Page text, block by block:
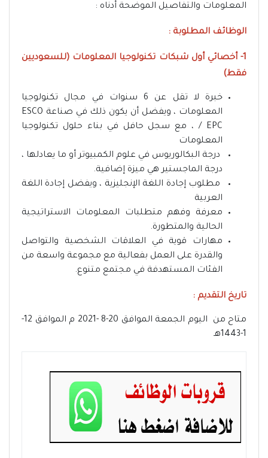
المعلومات والتفاصيل الموضحة أدناه :
الوظائف المطلوبة :
1- أخصائي أول شبكات تكنولوجيا المعلومات (للسعوديين
فقط)
خبرة لا تقل عن 6 سنوات في مجال تكنولوجيا
المعلومات ، ويفضل أن يكون ذلك في صناعة ESCO
/ EPC ، مع سجل حافل في بناء حلول تكنولوجيا
المعلومات
درجة البكالوريوس في علوم الكمبيوتر أو ما يعادلها ،
درجة الماجستير هي ميزة إضافية.
مطلوب إجادة اللغة الإنجليزية ، ويفضل إجادة اللغة
العربية
معرفة وفهم متطلبات المعلومات الاستراتيجية
الحالية والمتطورة.
مهارات قوية في العلاقات الشخصية والتواصل
والقدرة على العمل بفعالية مع مجموعة واسعة من
الفئات المستهدفة في مجتمع متنوع.
تاريخ التقديم :
متاح من اليوم الجمعة الموافق 20-8 -2021 م الموافق 12-
1-1443هـ